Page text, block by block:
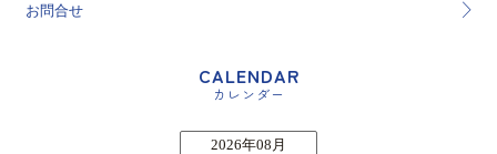
お問合せ
CALENDAR
カレンダー
2026年08月